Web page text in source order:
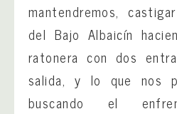
mantendremos,
del Bajo Albaicín
ratonera con dos
salida, y lo que nos
buscando el